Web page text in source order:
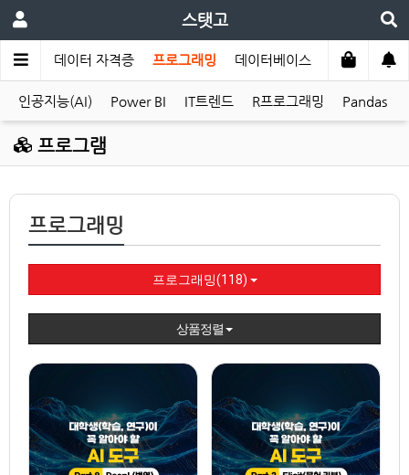
스탯고
그램 데이터 자격증 프로그래밍 데이터베이스 MyClass
인공지능(AI) Power BI IT트렌드 R프로그래밍 Pandas
프로그램
프로그래밍
프로그래밍(118)
상품정렬